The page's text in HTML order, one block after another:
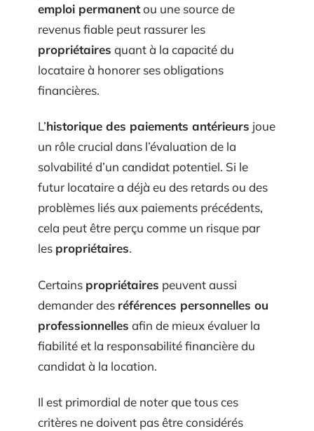
emploi permanentou une source de
revenus fiable peut rassurer les
propriétaires quant à la capacité du
locataire à honorer ses obligations
financières.
L’historique des paiements antérieurs joue
un rôle crucial dans l’évaluation de la
solvabilité d’un candidat potentiel. Si le
futur locataire a déjà eu des retards ou des
problèmes liés aux paiements précédents,
cela peut être perçu comme un risque par
les propriétaires.
Certains propriétaires peuvent aussi
demander des références personnelles ou
professionnelles afin de mieux évaluer la
fiabilité et la responsabilité financière du
candidat à la location.
Il est primordial de noter que tous ces
critères ne doivent pas être considérés